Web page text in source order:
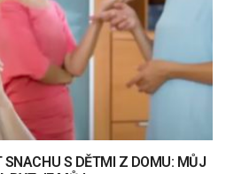
S DĚTMI Z DOMU: MŮJ